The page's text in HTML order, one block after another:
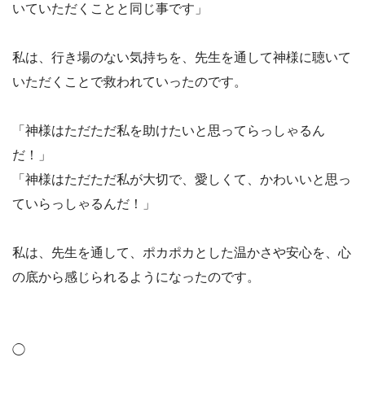
いていただくことと同じ事です」
私は、行き場のない気持ちを、先生を通して神様に聴いて
いただくことで救われていったのです。
「神様はただただ私を助けたいと思ってらっしゃるん
だ！」
「神様はただただ私が大切で、愛しくて、かわいいと思っ
ていらっしゃるんだ！」
私は、先生を通して、ポカポカとした温かさや安心を、心
の底から感じられるようになったのです。
◯